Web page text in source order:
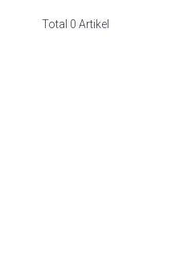
Total 0 Artikel